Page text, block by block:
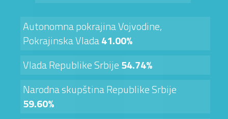
Autonomna pokrajina Vojvodine,
Pokrajinska Vlada41.00%
Vlada Republike Srbije54.74%
Narodna skupština Republike Srbije
59.60%